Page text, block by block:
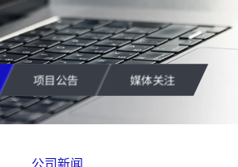
项目公告 媒体关注
公司新闻